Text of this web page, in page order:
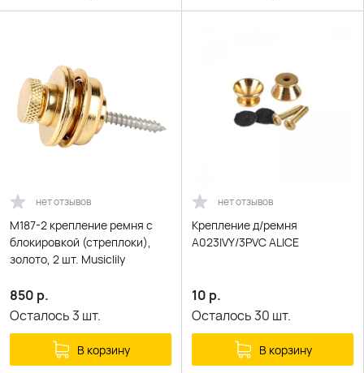
нет отзывов
M187-2 крепление ремня с
блокировкой (стреплоки),
золото, 2 шт. Musiclily
850 р.
Осталось3 шт.
В корзину
нет отзывов
Крепление д/ремня
A023IVY/3PVC ALICE
10 р.
Осталось30 шт.
В корзину